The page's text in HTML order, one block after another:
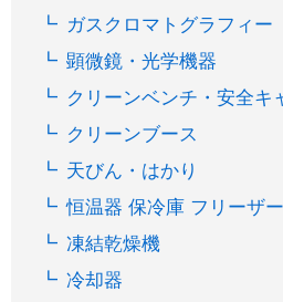
ガスクロマトグラフィー
顕微鏡・光学機器
クリーンベンチ・安全キ
クリーンブース
天びん・はかり
恒温器 保冷庫 フリーザー
凍結乾燥機
冷却器